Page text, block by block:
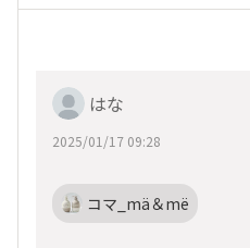
はな
2025/01/17 09:28
コマ_mä＆më